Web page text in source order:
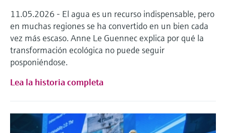
11.05.2026 - El agua es un recurso indispensable, pero
en muchas regiones se ha convertido en un bien cada
vez más escaso. Anne Le Guennec explica por qué la
transformación ecológica no puede seguir
posponiéndose.
Lea la historia completa